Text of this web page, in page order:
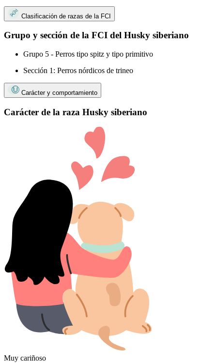
Clasificación de razas de la FCI
Grupo y sección de la FCI del Husky siberiano
Grupo 5 - Perros tipo spitz y tipo primitivo
Sección 1: Perros nórdicos de trineo
Carácter y comportamiento
Carácter de la raza Husky siberiano
Muy cariñoso